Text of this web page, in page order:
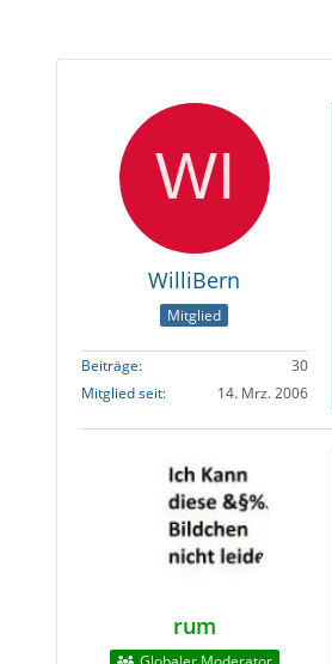
WilliBern
Mitglied
Beiträge
30
Mitglied seit
14. Mrz. 2006
rum